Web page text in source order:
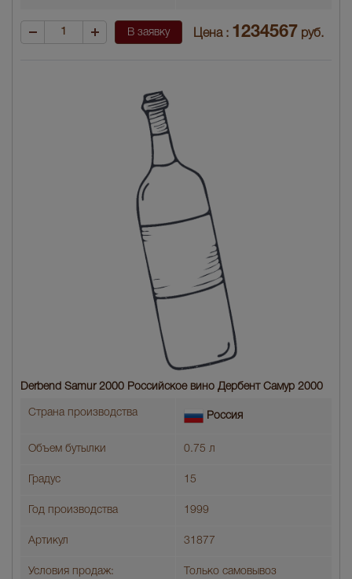
В заявку Цена : 1234567 руб.
Derbend Samur 2000 Российское вино Дербент Самур 2000
Страна производства Россия
Объем бутылки 0.75 л
Градус 15
Год производства 1999
Артикул 31877
Условия продаж: Только самовывоз